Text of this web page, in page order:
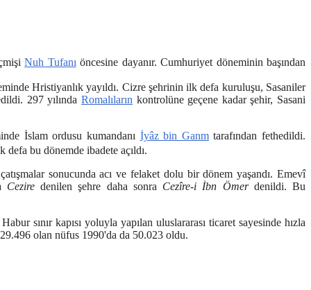
Nuh Tufanı öncesine dayanır. Cumhuriyet döneminin başından
Hristiyanlık yayıldı. Cizre şehrinin ilk defa kuruluşu, Sasaniler
297 yılında Romalıların kontrolüne geçene kadar şehir, Sasani
İslam ordusu kumandanı İyâz bin Ganmtarafından fethedildi.
defa bu dönemde ibadete açıldı.
sonucunda acı ve felaket dolu bir dönem yaşandı. Emevî
Ceziredenilen şehre daha sonra Cezîre-i İbn Ömerdenildi. Bu
sınır kapısı yoluyla yapılan uluslararası ticaret sayesinde hızla
olan nüfus 1990'da da 50.023 oldu.